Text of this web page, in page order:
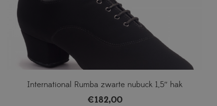
International Rumba zwarte nubuck 1,5″ hak
€182,00